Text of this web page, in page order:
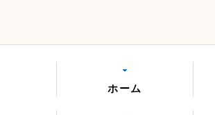
ホーム